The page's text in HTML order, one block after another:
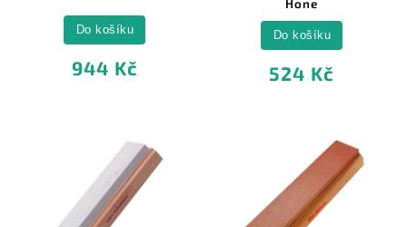
944 Kč
Do košíku
Hone
524 Kč
Do košíku